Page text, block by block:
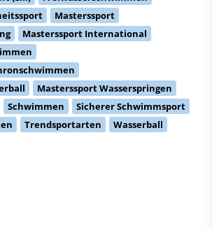
Masterssport
Masterssport International
Masterssport Wasserspringen
Schwimmen
Sicherer Schwimmsport
Trendsportarten
Wasserball